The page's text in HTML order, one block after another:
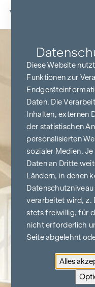
Zum Inhalt springen
Diese Website
Funktionen zur
Daten. Die
Inhalten, externen
der statistischen
personalisierten
sozialer Medien.
Daten an Dritte
Ländern, in denen
verarbeitet wird, z.
stets freiwillig, für
nicht erforderlich
Seite abgelehnt
Alles